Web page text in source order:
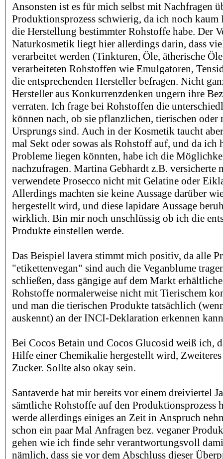
Ansonsten ist es für mich selbst mit Nachfragen
Produktionsprozess schwierig, da ich noch
die Herstellung bestimmter Rohstoffe habe. Der
Naturkosmetik liegt hier allerdings darin, dass
verarbeitet werden (Tinkturen, Öle, ätherische
verarbeiteten Rohstoffen wie Emulgatoren,
die entsprechenden Hersteller befragen. Nicht
Hersteller aus Konkurrenzdenken ungern ihre
verraten. Ich frage bei Rohstoffen die
können nach, ob sie pflanzlichen, tierischen oder
Ursprungs sind. Auch in der Kosmetik taucht
mal Sekt oder sowas als Rohstoff auf, und da ich
Probleme liegen könnten, habe ich die
nachzufragen. Martina Gebhardt z.B. versicherte
verwendete Prosecco nicht mit Gelatine oder
Allerdings machten sie keine Aussage darüber
hergestellt wird, und diese lapidare Aussage
wirklich. Bin mir noch unschlüssig ob ich die
Produkte einstellen werde.
Das Beispiel lavera stimmt mich positiv, da alle
"etikettenvegan" sind auch die Veganblume
schließen, dass gängige auf dem Markt
Rohstoffe normalerweise nicht mit Tierischem
und man die tierischen Produkte tatsächlich
auskennt) an der INCI-Deklaration erkennen
Bei Cocos Betain und Cocos Glucosid weiß ich,
Hilfe einer Chemikalie hergestellt wird,
Zucker. Sollte also okay sein.
Santaverde hat mir bereits vor einem dreiviertel
sämtliche Rohstoffe auf den Produktionsprozess
werde allerdings einiges an Zeit in Anspruch
schon ein paar Mal Anfragen bez. veganer
gehen wie ich finde sehr verantwortungsvoll
nämlich, dass sie vor dem Abschluss dieser